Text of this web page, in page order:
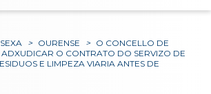
> OURENSE > O CONCELLO DE
ADXUDICAR O CONTRATO DO SERVIZO DE
E LIMPEZA VIARIA ANTES DE